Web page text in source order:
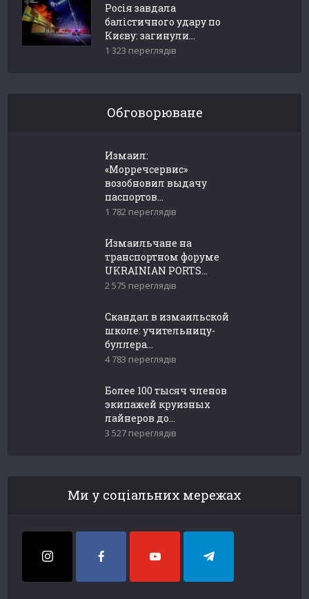
Росія завдала
балістичного удару по
Києву: загинули...
1 323 переглядів
Обговорюване
Измаил:
«Морречсервис»
возобновил выдачу
паспортов...
1 782 переглядів
Измаильчане на
транспортном форуме
UKRAINIAN PORTS...
2 575 переглядів
Скандал в измаильской
школе: учительницу-
буллера...
4 783 переглядів
Более 100 тысяч членов
экипажей круизных
лайнеров до...
3 527 переглядів
Ми у соціальних мережах